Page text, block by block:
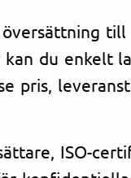
till
kan du enkelt
pris,
ISO-